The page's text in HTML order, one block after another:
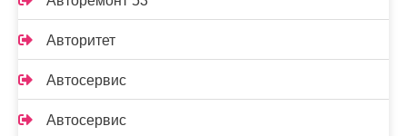
Авторитет
Автосервис
Автосервис